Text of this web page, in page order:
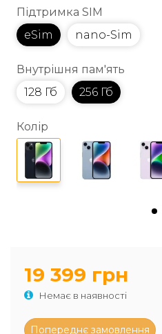
Підтримка SIM
eSim
nano-Sim
Внутрішня пам'ять
128 Гб
256 Гб
Колір
19 399 грн
Немає в наявності